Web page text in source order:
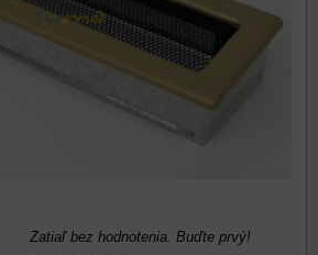
Zatiaľ bez hodnotenia. Buďte prvý!